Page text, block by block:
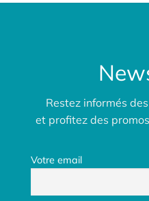
Restez informés
et profitez des
Votre email